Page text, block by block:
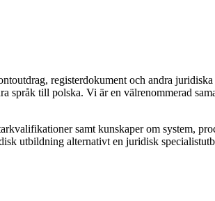
registerdokument och andra
språk till polska. Vi är en välrenommerad
samt kunskaper om system,
utbildning alternativt en juridisk